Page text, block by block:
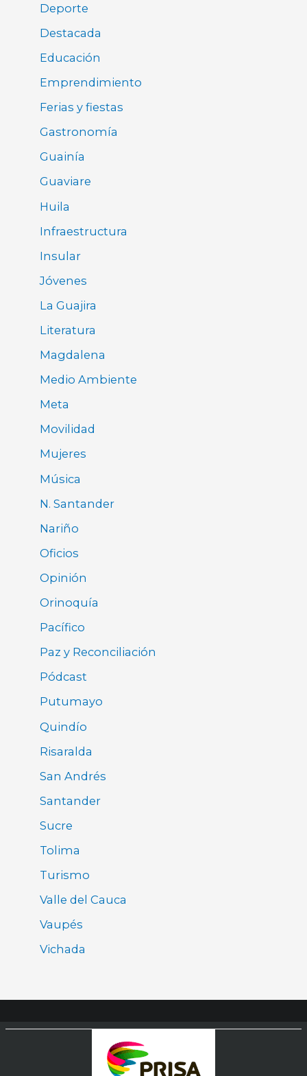
Deporte
Destacada
Educación
Emprendimiento
Ferias y fiestas
Gastronomía
Guainía
Guaviare
Huila
Infraestructura
Insular
Jóvenes
La Guajira
Literatura
Magdalena
Medio Ambiente
Meta
Movilidad
Mujeres
Música
N. Santander
Nariño
Oficios
Opinión
Orinoquía
Pacífico
Paz y Reconciliación
Pódcast
Putumayo
Quindío
Risaralda
San Andrés
Santander
Sucre
Tolima
Turismo
Valle del Cauca
Vaupés
Vichada